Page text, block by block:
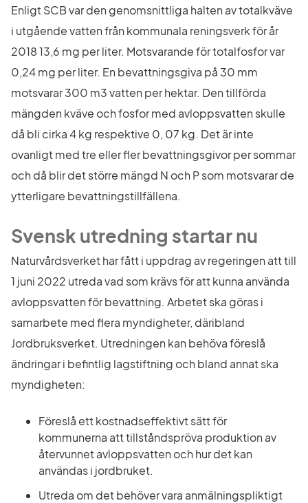
Enligt SCB var den genomsnittliga halten av totalkväve
i utgående vatten från kommunala reningsverk för år
2018 13,6 mg per liter. Motsvarande för totalfosfor var
0,24 mg per liter. En bevattningsgiva på 30 mm
motsvarar 300 m3 vatten per hektar. Den tillförda
mängden kväve och fosfor med avloppsvatten skulle
då bli cirka 4 kg respektive 0, 07 kg. Det är inte
ovanligt med tre eller fler bevattningsgivor per sommar
och då blir det större mängd N och P som motsvarar de
ytterligare bevattningstillfällena.
Svensk utredning startar nu
Naturvårdsverket har fått i uppdrag av regeringen att till
1 juni 2022 utreda vad som krävs för att kunna använda
avloppsvatten för bevattning. Arbetet ska göras i
samarbete med flera myndigheter, däribland
Jordbruksverket. Utredningen kan behöva föreslå
ändringar i befintlig lagstiftning och bland annat ska
myndigheten:
Föreslå ett kostnadseffektivt sätt för
kommunerna att tillståndspröva produktion av
återvunnet avloppsvatten och hur det kan
användas i jordbruket.
Utreda om det behöver vara anmälningspliktigt